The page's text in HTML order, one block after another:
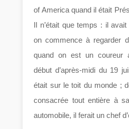
of America quand il était
Il n’était que temps : il
on commence à regarder
quand on est un coureur
début d’après-midi du 19
était sur le toit du monde ;
consacrée tout entière à
automobile, il ferait un chef